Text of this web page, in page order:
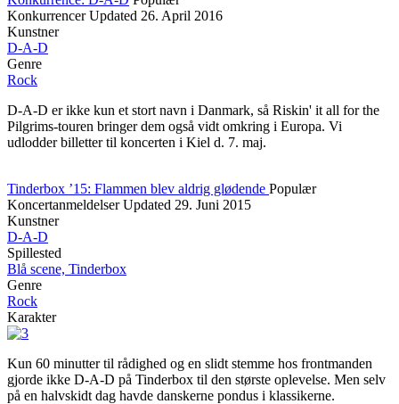
Konkurrencer Updated 26. April 2016
Kunstner
D-A-D
Genre
Rock
D-A-D er ikke kun et stort navn i Danmark, så Riskin' it all for the
Pilgrims-touren bringer dem også vidt omkring i Europa. Vi
udlodder billetter til koncerten i Kiel d. 7. maj.
Tinderbox ’15: Flammen blev aldrig glødende Populær
Koncertanmeldelser Updated 29. Juni 2015
Kunstner
D-A-D
Spillested
Blå scene, Tinderbox
Genre
Rock
Karakter
Kun 60 minutter til rådighed og en slidt stemme hos frontmanden
gjorde ikke D-A-D på Tinderbox til den største oplevelse. Men selv
på en halvskidt dag havde danskerne pondus i klassikerne.